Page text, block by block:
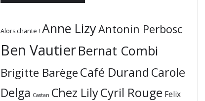
Alors chante ! Anne LizyAntonin Perbosc
Ben VautierBernat Combi
Brigitte BarègeCafé Durand Carole
Delga Castan Chez LilyCyril Rouge Felix